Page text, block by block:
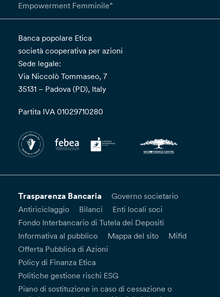
Empowerment Femminile”
Banca popolare Etica
società cooperativa per azioni
Sede legale:
Via Niccolò Tommaseo, 7
35131 – Padova (PD), Italy
Partita IVA 01029710280
Trasparenza Bancaria
Governo societario
Antiriciclaggio
Bilanci
Enti locali soci
Fondo Interbancario di Tutela dei Depositi
Informativa al pubblico
Mappa del sito
Mifid
Offerta Pubblica di Azioni
Policy di Finanza Etica
Politiche gestione rischi ESG
Piano di sostituzione in caso di cessazione o